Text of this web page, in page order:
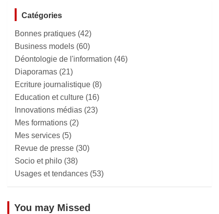
Catégories
Bonnes pratiques (42)
Business models (60)
Déontologie de l'information (46)
Diaporamas (21)
Ecriture journalistique (8)
Education et culture (16)
Innovations médias (23)
Mes formations (2)
Mes services (5)
Revue de presse (30)
Socio et philo (38)
Usages et tendances (53)
You may Missed